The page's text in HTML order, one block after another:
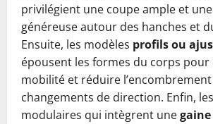
privilégient une coupe ample et
généreuse autour des hanches et
Ensuite, les modèles profils ou
épousent les formes du corps
mobilité et réduire
changements de direction. Enfin,
modulaires qui intègrent unegaine